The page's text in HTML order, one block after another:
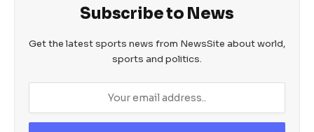
Subscribe to News
Get the latest sports news from NewsSite about world,
sports and politics.